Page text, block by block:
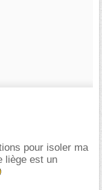
pour isoler ma
liège est un